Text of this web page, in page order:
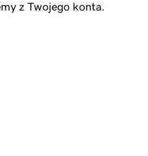
z Twojego konta.